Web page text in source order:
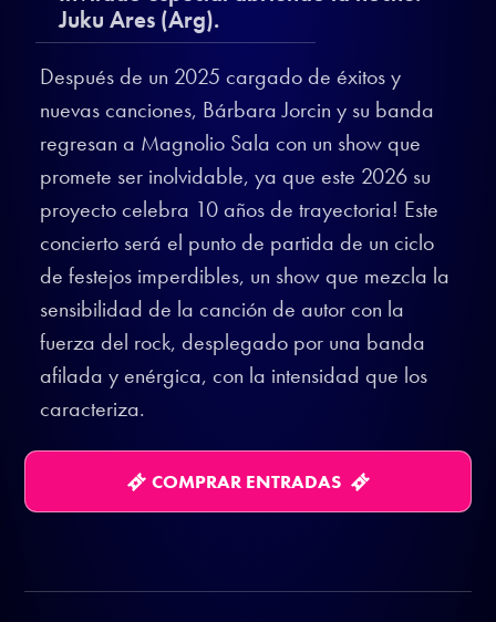
Juku Ares (Arg).
Después de un 2025 cargado de éxitos y
nuevas canciones, Bárbara Jorcin y su banda
regresan a Magnolio Sala con un show que
promete ser inolvidable, ya que este 2026 su
proyecto celebra 10 años de trayectoria! Este
concierto será el punto de partida de un ciclo
de festejos imperdibles, un show que mezcla la
sensibilidad de la canción de autor con la
fuerza del rock, desplegado por una banda
afilada y enérgica, con la intensidad que los
caracteriza.
COMPRAR ENTRADAS
;